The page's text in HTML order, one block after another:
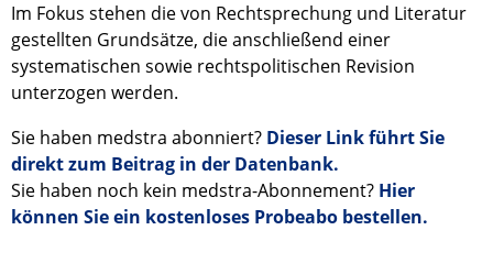
Im Fokus stehen die von Rechtsprechung und Literatur
gestellten Grundsätze, die anschließend einer
systematischen sowie rechtspolitischen Revision
unterzogen werden.
Sie haben medstra abonniert? Dieser Link führt Sie
direkt zum Beitrag in der Datenbank.
Sie haben noch kein medstra-Abonnement? Hier
können Sie ein kostenloses Probeabo bestellen.